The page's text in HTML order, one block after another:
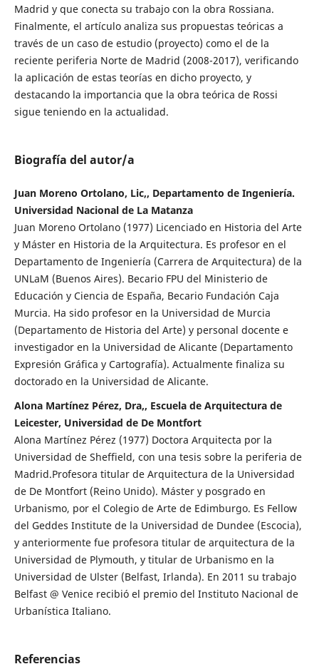
Madrid y que conecta su trabajo con la obra Rossiana.
Finalmente, el artículo analiza sus propuestas teóricas a
través de un caso de estudio (proyecto) como el de la
reciente periferia Norte de Madrid (2008-2017), verificando
la aplicación de estas teorías en dicho proyecto, y
destacando la importancia que la obra teórica de Rossi
sigue teniendo en la actualidad.
Biografía del autor/a
Juan Moreno Ortolano, Lic,, Departamento de Ingeniería.
Universidad Nacional de La Matanza
Juan Moreno Ortolano (1977) Licenciado en Historia del Arte
y Máster en Historia de la Arquitectura. Es profesor en el
Departamento de Ingeniería (Carrera de Arquitectura) de la
UNLaM (Buenos Aires). Becario FPU del Ministerio de
Educación y Ciencia de España, Becario Fundación Caja
Murcia. Ha sido profesor en la Universidad de Murcia
(Departamento de Historia del Arte) y personal docente e
investigador en la Universidad de Alicante (Departamento
Expresión Gráfica y Cartografía). Actualmente finaliza su
doctorado en la Universidad de Alicante.
Alona Martínez Pérez, Dra,, Escuela de Arquitectura de
Leicester, Universidad de De Montfort
Alona Martínez Pérez (1977) Doctora Arquitecta por la
Universidad de Sheffield, con una tesis sobre la periferia de
Madrid.Profesora titular de Arquitectura de la Universidad
de De Montfort (Reino Unido). Máster y posgrado en
Urbanismo, por el Colegio de Arte de Edimburgo. Es Fellow
del Geddes Institute de la Universidad de Dundee (Escocia),
y anteriormente fue profesora titular de arquitectura de la
Universidad de Plymouth, y titular de Urbanismo en la
Universidad de Ulster (Belfast, Irlanda). En 2011 su trabajo
Belfast @ Venice recibió el premio del Instituto Nacional de
Urbanística Italiano.
Referencias